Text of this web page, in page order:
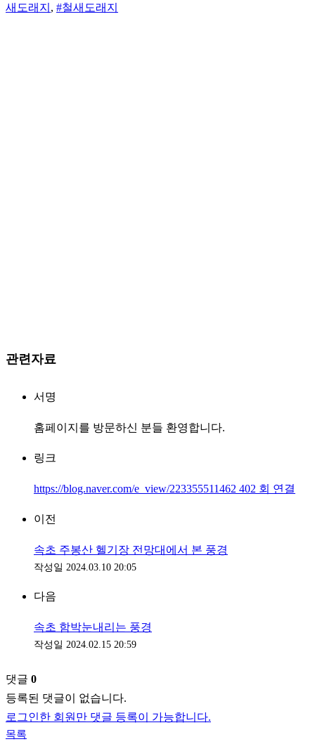
새도래지 , #철새도래지
관련자료
서명
홈페이지를 방문하신 분들 환영합니다.
링크
https://blog.naver.com/e_view/223355511462 402 회 연결
이전
속초 주봉산 헬기장 전망대에서 본 풍경
작성일 2024.03.10 20:05
다음
속초 함박눈내리는 풍경
작성일 2024.02.15 20:59
댓글 0
등록된 댓글이 없습니다.
로그인한 회원만 댓글 등록이 가능합니다.
목록